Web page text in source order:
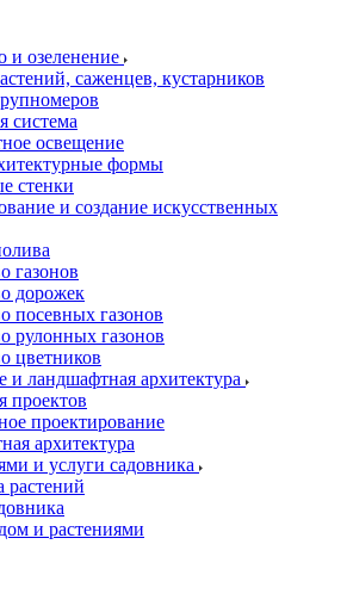
и озеленение
саженцев, кустарников
система
освещение
формы
стенки
и создание искусственных
газонов
дорожек
посевных газонов
рулонных газонов
цветников
и ландшафтная архитектура
проектов
проектирование
архитектура
и услуги садовника
растений
и растениями